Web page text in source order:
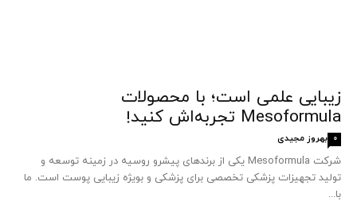
زیبایی علمی است؛ با محصولات
Mesoformula تجربه‌اش کنید!
بهروز مجیدی 0
شرکت Mesoformula یکی از برندهای پیشرو روسیه در زمینه توسعه و
تولید تجهیزات پزشکی تخصصی برای پزشکی و بویژه زیبایی پوست است. ما
با...